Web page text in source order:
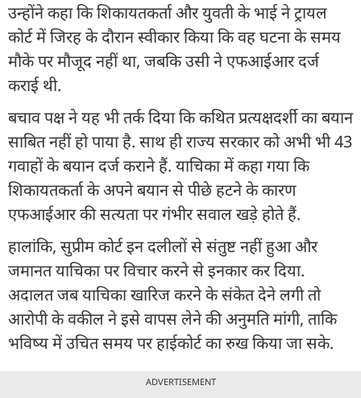
उन्होंने कहा कि शिकायतकर्ता और युवती के भाई ने ट्रायल
कोर्ट में जिरह के दौरान स्वीकार किया कि वह घटना के समय
मौके पर मौजूद नहीं था, जबकि उसी ने एफआईआर दर्ज
कराई थी.
बचाव पक्ष ने यह भी तर्क दिया कि कथित प्रत्यक्षदर्शी का बयान
साबित नहीं हो पाया है. साथ ही राज्य सरकार को अभी भी 43
गवाहों के बयान दर्ज कराने हैं. याचिका में कहा गया कि
शिकायतकर्ता के अपने बयान से पीछे हटने के कारण
एफआईआर की सत्यता पर गंभीर सवाल खड़े होते हैं.
हालांकि, सुप्रीम कोर्ट इन दलीलों से संतुष्ट नहीं हुआ और
जमानत याचिका पर विचार करने से इनकार कर दिया.
अदालत जब याचिका खारिज करने के संकेत देने लगी तो
आरोपी के वकील ने इसे वापस लेने की अनुमति मांगी, ताकि
भविष्य में उचित समय पर हाईकोर्ट का रुख किया जा सके.
ADVERTISEMENT